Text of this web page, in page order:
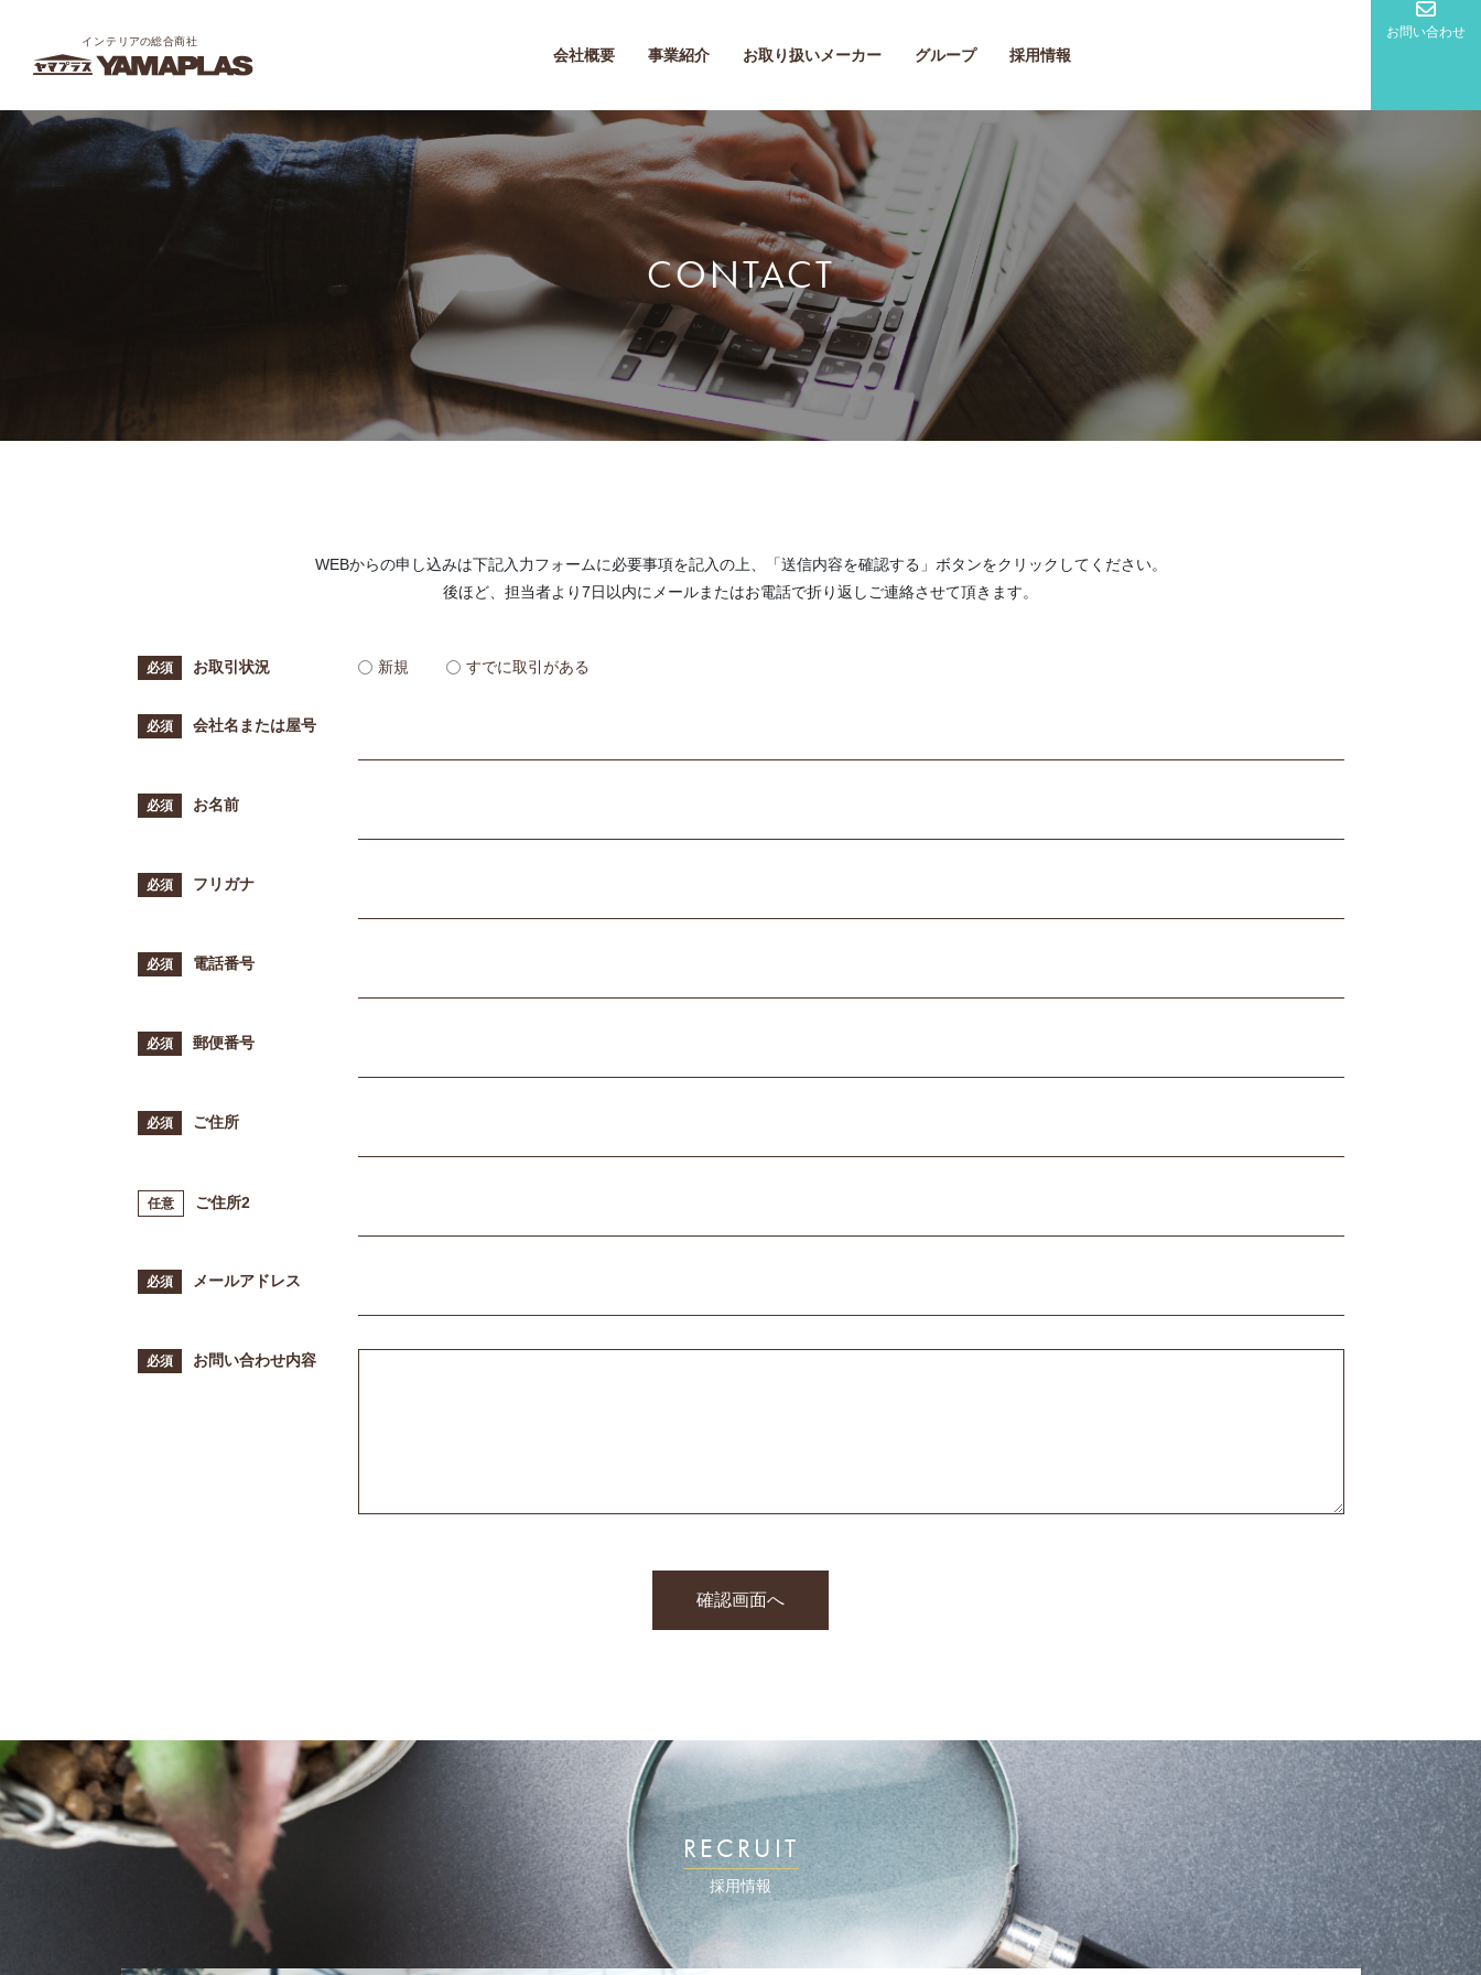
会社概要 事業紹介 お取り扱いメーカー グループ 採用情報
お問い合わせ
CONTACT
WEBからの申し込みは下記入力フォームに必要事項を記入の上、「送信内容を確認する」ボタンをクリックしてください。
後ほど、担当者より7日以内にメールまたはお電話で折り返しご連絡させて頂きます。
お取引状況 新規 すでに取引がある
会社名または屋号
お名前
フリガナ
電話番号
郵便番号
ご住所
ご住所2
メールアドレス
お問い合わせ内容
RECRUIT
採用情報